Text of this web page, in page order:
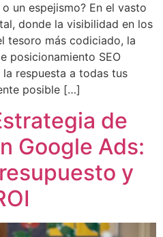
un espejismo? En el vasto
donde la visibilidad en los
tesoro más codiciado, la
posicionamiento SEO
respuesta a todas tus
posible […]
de
Google Ads:
y